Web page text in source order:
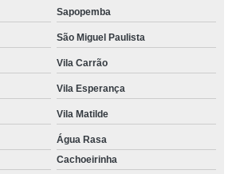
Sapopemba
São Miguel Paulista
Vila Carrão
Vila Esperança
Vila Matilde
Água Rasa
Cachoeirinha